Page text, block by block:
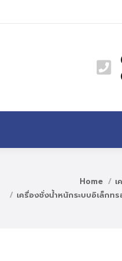
Home
เครื่องชั่งน้ำหนักระบบอิเล็กท